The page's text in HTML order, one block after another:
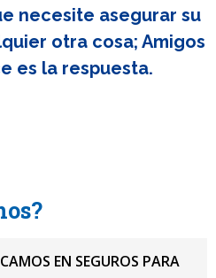
necesite asegurar su
otra cosa; Amigos
es la respuesta.
EN SEGUROS PARA